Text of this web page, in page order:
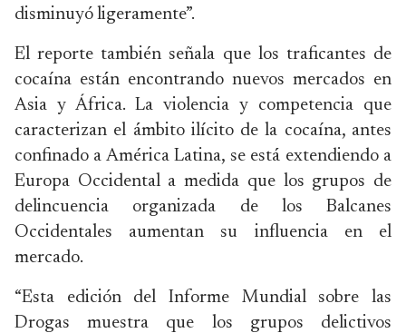
disminuyó ligeramente”.
El reporte también señala que los traficantes de
cocaína están encontrando nuevos mercados en
Asia y África. La violencia y competencia que
caracterizan el ámbito ilícito de la cocaína, antes
confinado a América Latina, se está extendiendo a
Europa Occidental a medida que los grupos de
delincuencia organizada de los Balcanes
Occidentales aumentan su influencia en el
mercado.
“Esta edición del Informe Mundial sobre las
Drogas muestra que los grupos delictivos